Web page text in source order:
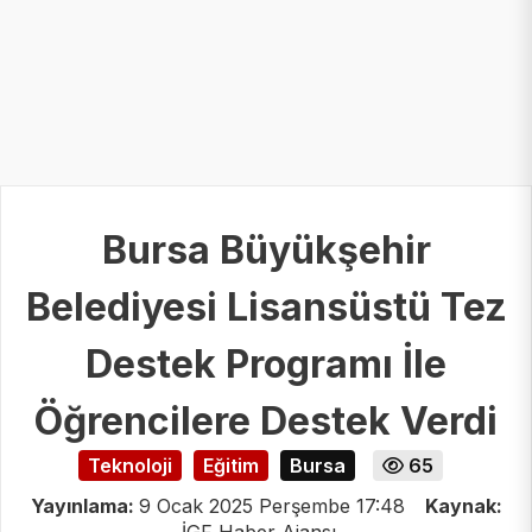
Bursa Büyükşehir
Belediyesi Lisansüstü Tez
Destek Programı İle
Öğrencilere Destek Verdi
Teknoloji Eğitim Bursa
65
Yayınlama: 9 Ocak 2025 Perşembe 17:48
Kaynak: